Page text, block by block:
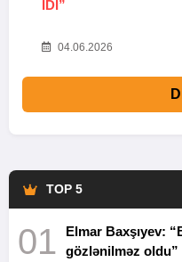
IDI”
04.06.2026
TOP 5
01
Elmar Baxşıyev:
gözlənilməz oldu”